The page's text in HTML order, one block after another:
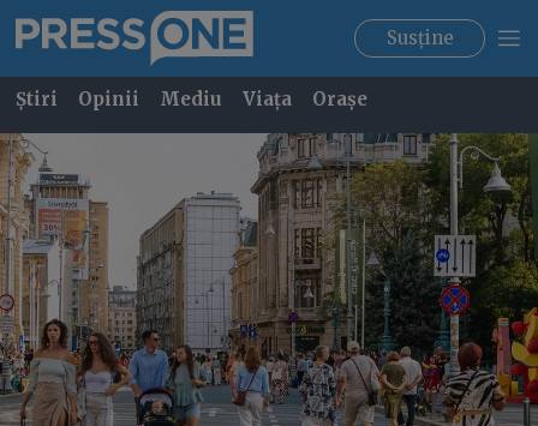
Susține
Știri Opinii Mediu Viața Orașe